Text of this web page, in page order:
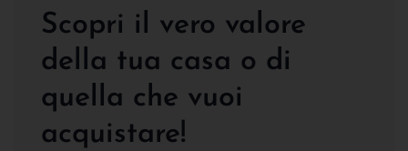
Scopri il vero valore
della tua casa o di
quella che vuoi
acquistare!